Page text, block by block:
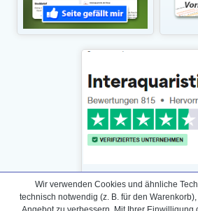
Wir verwenden Cookies und ähnliche
technisch notwendig (z. B. für den